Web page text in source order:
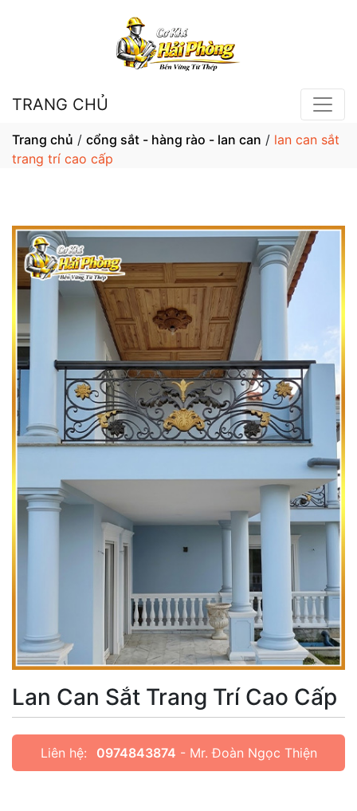
TRANG CHỦ
Trang chủ / cổng sắt - hàng rào - lan can / lan can sắt
trang trí cao cấp
Lan Can Sắt Trang Trí Cao Cấp
Liên hệ: 0974843874 - Mr. Đoàn Ngọc Thiện